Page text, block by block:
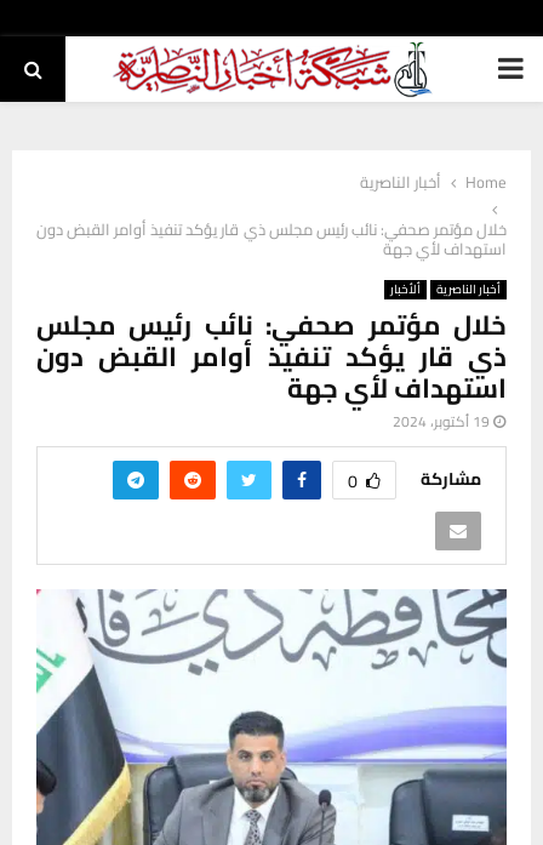
PRIMARY
Home
أخبار الناصرية
خلال مؤتمر صحفي: نائب رئيس مجلس ذي قار يؤكد تنفيذ أوامر القبض دون
استهداف لأي جهة
أخبار الناصرية ألأخبار
خلال مؤتمر صحفي: نائب رئيس مجلس
ذي قار يؤكد تنفيذ أوامر القبض دون
استهداف لأي جهة
19 أكتوبر، 2024
مشاركة 0